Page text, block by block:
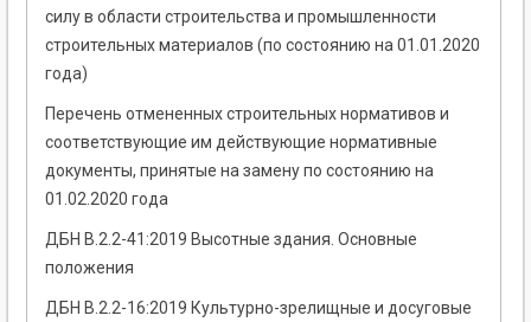
силу в области строительства и промышленности
строительных материалов (по состоянию на 01.01.2020
года)
Перечень отмененных строительных нормативов и
соответствующие им действующие нормативные
документы, принятые на замену по состоянию на
01.02.2020 года
ДБН В.2.2-41:2019 Высотные здания. Основные
положения
ДБН В.2.2-16:2019 Культурно-зрелищные и досуговые